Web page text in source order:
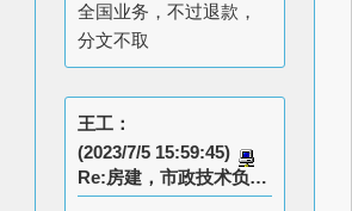
全国业务，不过退款，
分文不取
王工：
(2023/7/5 15:59:45)
Re:房建，市政技术负责人